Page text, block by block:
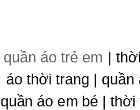
quần áo trẻ em |
áo thời trang |
quần áo em bé |